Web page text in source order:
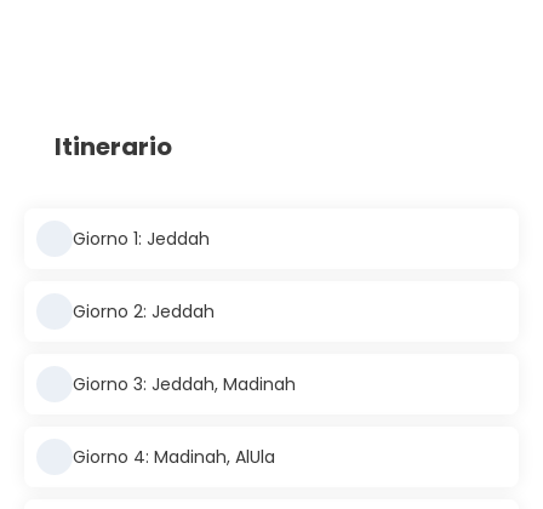
Itinerario
Giorno 1: Jeddah
Giorno 2: Jeddah
Giorno 3: Jeddah, Madinah
Giorno 4: Madinah, AlUla